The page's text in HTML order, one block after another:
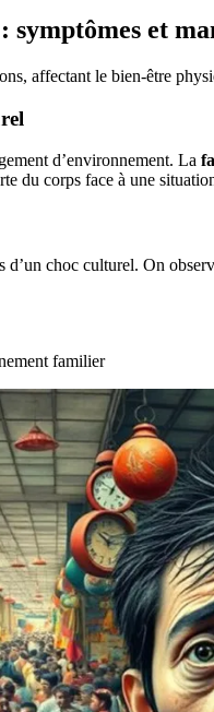
symptômes et
affectant le bien-être
d’environnement. La
du corps face à une
d’un choc culturel. On
familier